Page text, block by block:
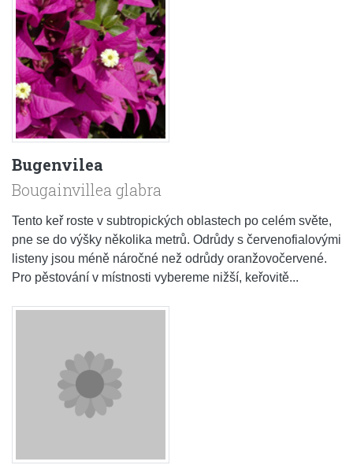
Bugenvilea
Bougainvillea glabra
Tento keř roste v subtropických oblastech po celém světe,
pne se do výšky několika metrů. Odrůdy s červenofialovými
listeny jsou méně náročné než odrůdy oranžovočervené.
Pro pěstování v místnosti vybereme nižší, keřovitě...